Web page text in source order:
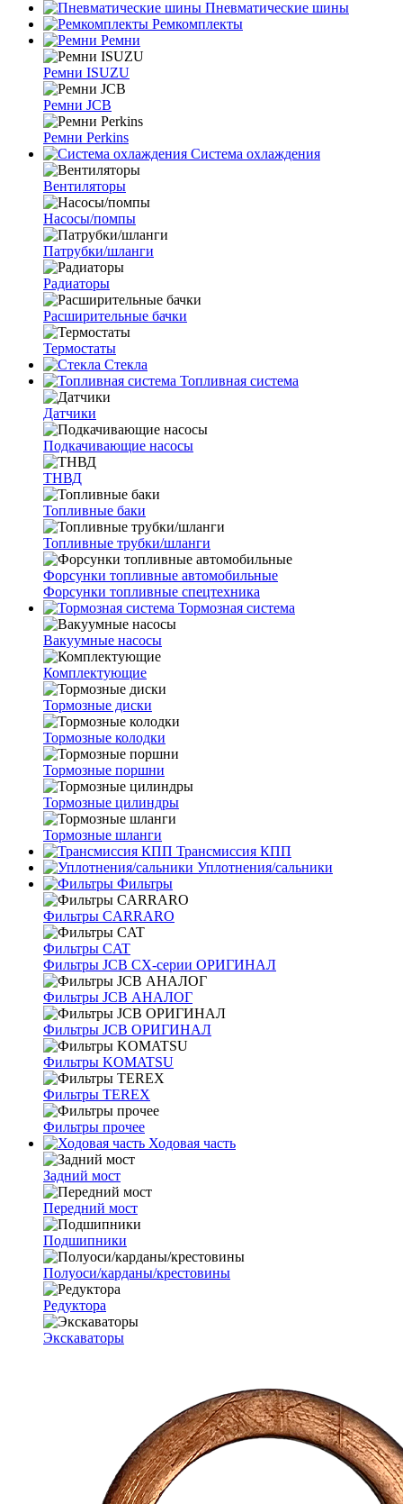
Пневматические шины
Ремкомплекты
Ремни
Ремни ISUZU
Ремни JCB
Ремни Perkins
Система охлаждения
Вентиляторы
Насосы/помпы
Патрубки/шланги
Радиаторы
Расширительные бачки
Термостаты
Стекла
Топливная система
Датчики
Подкачивающие насосы
ТНВД
Топливные баки
Топливные трубки/шланги
Форсунки топливные автомобильные
Форсунки топливные спецтехника
Тормозная система
Вакуумные насосы
Комплектующие
Тормозные диски
Тормозные колодки
Тормозные поршни
Тормозные цилиндры
Тормозные шланги
Трансмиссия КПП
Уплотнения/сальники
Фильтры
Фильтры CARRARO
Фильтры CAT
Фильтры JCB CX-серии ОРИГИНАЛ
Фильтры JCB АНАЛОГ
Фильтры JCB ОРИГИНАЛ
Фильтры KOMATSU
Фильтры TEREX
Фильтры прочее
Ходовая часть
Задний мост
Передний мост
Подшипники
Полуоси/карданы/крестовины
Редуктора
Экскаваторы